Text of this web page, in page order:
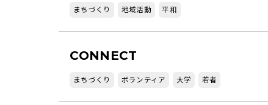
まちづくり 地域活動 平和
CONNECT
まちづくり ボランティア 大学 若者